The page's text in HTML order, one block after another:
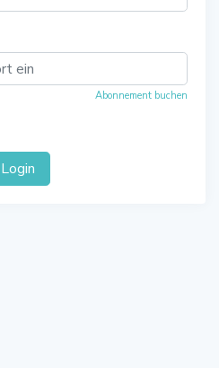
Abonnement buchen
Login